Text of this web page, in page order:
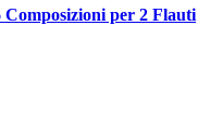
Composizioni per 2 Flauti